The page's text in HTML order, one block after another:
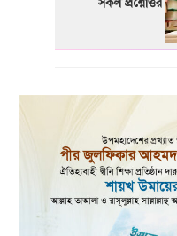
সকল প্রশ্নোত্তর